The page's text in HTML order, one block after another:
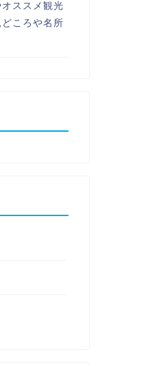
ススメ観光
ころや名所